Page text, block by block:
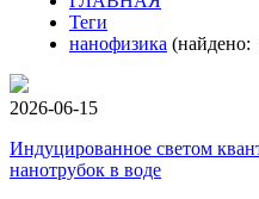
Теги
нанофизика (найдено:
2026-06-15
Индуцированное светом
нанотрубок в воде